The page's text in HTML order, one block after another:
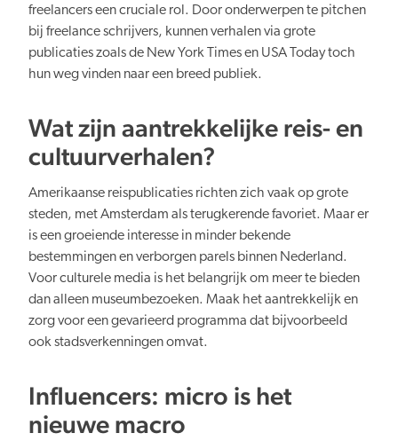
Lusten en lasten in balans
freelancers een cruciale rol. Door onderwerpen te pitchen
bij freelance schrijvers, kunnen verhalen via grote
publicaties zoals de New York Times en USA Today toch
hun weg vinden naar een breed publiek.
Wat zijn aantrekkelijke reis- en
cultuurverhalen?
Amerikaanse reispublicaties richten zich vaak op grote
steden, met Amsterdam als terugkerende favoriet. Maar er
is een groeiende interesse in minder bekende
bestemmingen en verborgen parels binnen Nederland.
Voor culturele media is het belangrijk om meer te bieden
dan alleen museumbezoeken. Maak het aantrekkelijk en
zorg voor een gevarieerd programma dat bijvoorbeeld
ook stadsverkenningen omvat.
Influencers: micro is het
nieuwe macro